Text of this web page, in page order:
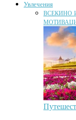
Увлечения
ВСЕКИНО